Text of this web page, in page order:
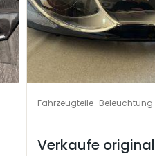
Fahrzeugteile Beleuchtung
Verkaufe original